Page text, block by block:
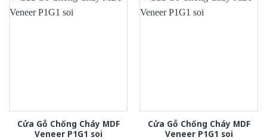
Cửa Gỗ Chống Cháy MDF
Veneer P1G1 soi
Cửa Gỗ Chống Cháy MDF
Veneer P1G1 soi